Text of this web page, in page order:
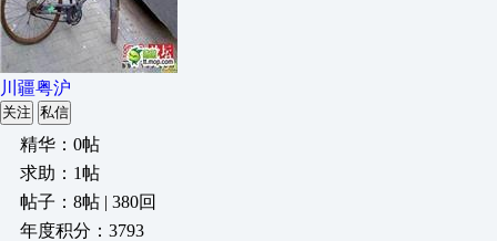
川疆粤沪
关注 私信
精华：0帖
求助：1帖
帖子：8帖 | 380回
年度积分：3793